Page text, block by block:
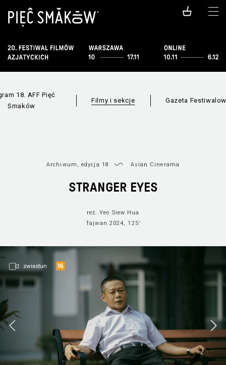
18. AFF Pięć
Smaków
Filmy i sekcje Gazeta
Archiwum, edycja 18 Asian Cinerama
STRANGER EYES
reż. Yeo Siew Hua
Tajwan 2024, 125’
zwiastun